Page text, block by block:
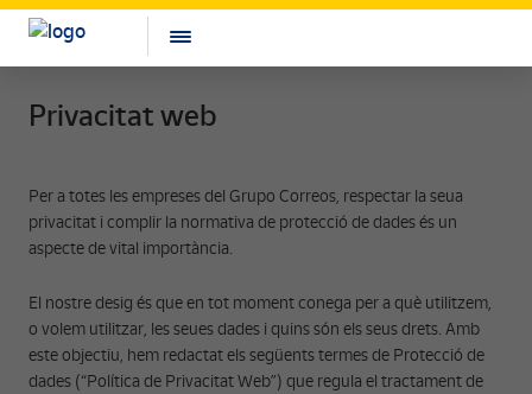
Privacitat web
Per a totes les empreses del Grupo Correos, respectar la seua
privacitat i complir la normativa de protecció de dades és un
aspecte de vital importància.
El nostre desig és que en tot moment conega per a què utilitzem,
o volem utilitzar, les seues dades i quins són els seus drets. Amb
este objectiu, hem redactat els següents termes de Protecció de
dades (“Política de Privacitat Web”) que regula el tractament de